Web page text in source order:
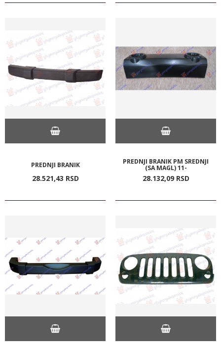
PREDNJI BRANIK
28.521,43 RSD
PREDNJI BRANIK PM SREDNJI
(SA MAGL) 11-
28.132,09 RSD